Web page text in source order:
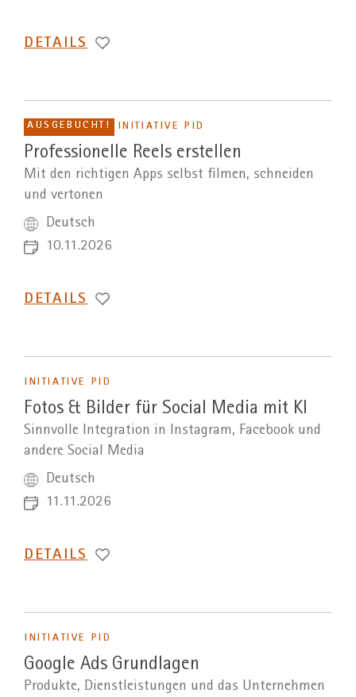
DETAILS
AUSGEBUCHT! INITIATIVE PID
Professionelle Reels erstellen
Mit den richtigen Apps selbst filmen, schneiden
und vertonen
Deutsch
10.11.2026
DETAILS
INITIATIVE PID
Fotos & Bilder für Social Media mit KI
Sinnvolle Integration in Instagram, Facebook und
andere Social Media
Deutsch
11.11.2026
DETAILS
INITIATIVE PID
Google Ads Grundlagen
Produkte, Dienstleistungen und das Unternehmen